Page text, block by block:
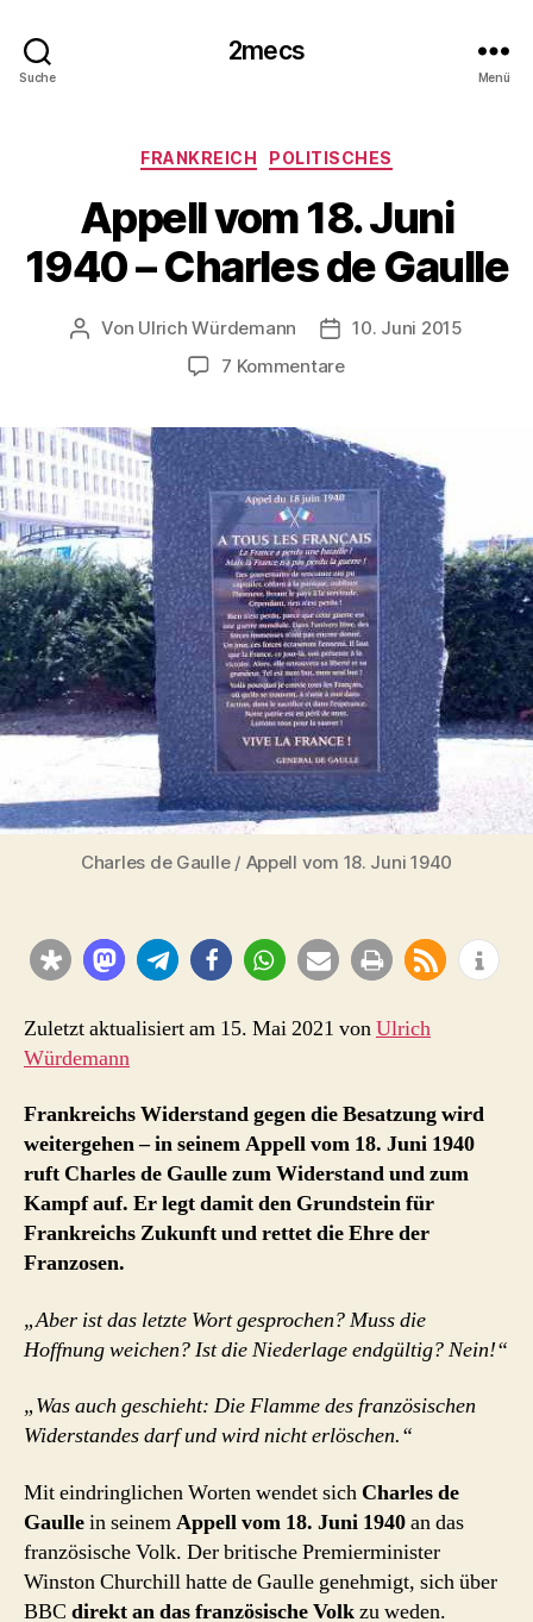
Suche
2mecs
Menü
Kategorien
FRANKREICH POLITISCHES
Appell vom 18. Juni
1940 – Charles de Gaulle
Beitragsautor
Von Ulrich Würdemann Beitragsdatum
10. Juni 2015
7 Kommentarezu
18.
Juni
1940
–
Charles
de
Gaulle
Charles de Gaulle / Appell vom 18. Juni 1940
Zuletzt aktualisiert am 15. Mai 2021 vonUlrich
Würdemann
Frankreichs Widerstand gegen die Besatzung wird
weitergehen – in seinem Appell vom 18. Juni 1940
ruft Charles de Gaulle zum Widerstand und zum
Kampf auf. Er legt damit den Grundstein für
Frankreichs Zukunft und rettet die Ehre der
Franzosen.
„Aber ist das letzte Wort gesprochen? Muss die
Hoffnung weichen? Ist die Niederlage endgültig? Nein!“
„Was auch geschieht: Die Flamme des französischen
Widerstandes darf und wird nicht erlöschen.“
Mit eindringlichen Worten wendet sich Charles de
Gaullein seinemAppell vom 18. Juni 1940an das
französische Volk. Der britische Premierminister
Winston Churchill hatte de Gaulle genehmigt, sich über
BBC direkt an das französische Volkzu weden.